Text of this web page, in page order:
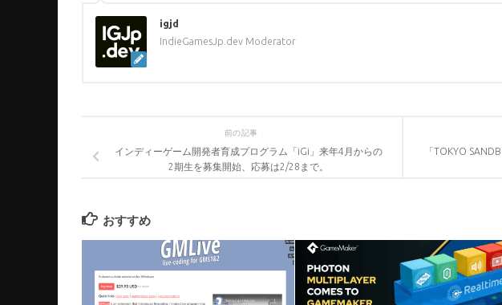
igjd
IndieGamesJp.dev Moderator
「TOKYO
前の記事
インディーゲーム開発者育成プログラム「iGi」来年4月からの
2期生を募集開始、応募は2/28まで。
おすすめ